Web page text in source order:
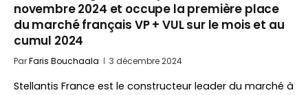
novembre 2024 et occupe la première place
du marché français VP + VUL sur le mois et au
cumul 2024
ParFaris Bouchaala 3 décembre 2024
Stellantis France est le constructeur leader du marché à